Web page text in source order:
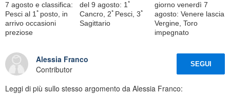
7 agosto e classifica:
Pesci al 1ﾟposto, in
arrivo occasioni
preziose
del 9 agosto: 1ﾟ
Cancro, 2ﾟPesci, 3ﾟ
Sagittario
giorno venerdì 7
agosto: Venere lascia
Vergine, Toro
impegnato
Alessia Franco
Contributor
SEGUI
Leggi di più sullo stesso argomento da Alessia Franco: